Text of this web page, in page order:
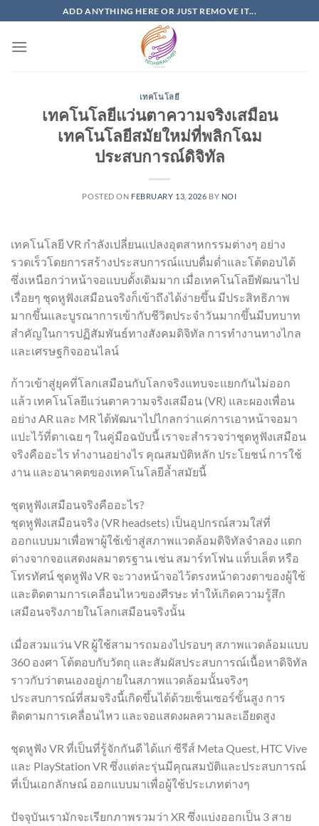
to
content
ADD ANYTHING HERE OR JUST REMOVE IT...
เทคโนโลยี
เทคโนโลยีแว่นตาความจริงเสมือน
เทคโนโลยีสมัยใหม่ที่พลิกโฉม
ประสบการณ์ดิจิทัล
POSTED ON FEBRUARY 13, 2026 BY NOI
เทคโนโลยี VR กำลังเปลี่ยนแปลงอุตสาหกรรมต่างๆ อย่าง
รวดเร็วโดยการสร้างประสบการณ์แบบดื่มด่ำและโต้ตอบได้
ซึ่งเหนือกว่าหน้าจอแบบดั้งเดิมมาก เมื่อเทคโนโลยีพัฒนาไป
เรื่อยๆ ชุดหูฟังเสมือนจริงก็เข้าถึงได้ง่ายขึ้น มีประสิทธิภาพ
มากขึ้นและบูรณาการเข้ากับชีวิตประจำวันมากขึ้นมีบทบาท
สำคัญในการปฏิสัมพันธ์ทางสังคมดิจิทัล การทำงานทางไกล
และเศรษฐกิจออนไลน์
ก้าวเข้าสู่ยุคที่โลกเสมือนกับโลกจริงแทบจะแยกกันไม่ออก
แล้ว เทคโนโลยีแว่นตาความจริงเสมือน (VR) และผองเพื่อน
อย่าง AR และ MR ได้พัฒนาไปไกลกว่าแค่การเอาหน้าจอมา
แปะไว้ที่ตาเฉย ๆ ในคู่มือฉบับนี้ เราจะสำรวจว่าชุดหูฟังเสมือน
จริงคืออะไร ทำงานอย่างไร คุณสมบัติหลัก ประโยชน์ การใช้
งาน และอนาคตของเทคโนโลยีล้ำสมัยนี้
ชุดหูฟังเสมือนจริงคืออะไร?
ชุดหูฟังเสมือนจริง (VR headsets) เป็นอุปกรณ์สวมใส่ที่
ออกแบบมาเพื่อพาผู้ใช้เข้าสู่สภาพแวดล้อมดิจิทัลจำลอง แตก
ต่างจากจอแสดงผลมาตรฐาน เช่น สมาร์ทโฟน แท็บเล็ต หรือ
โทรทัศน์ ชุดหูฟัง VR จะวางหน้าจอไว้ตรงหน้าดวงตาของผู้ใช้
และติดตามการเคลื่อนไหวของศีรษะ ทำให้เกิดความรู้สึก
เสมือนจริงภายในโลกเสมือนจริงนั้น
เมื่อสวมแว่น VR ผู้ใช้สามารถมองไปรอบๆ สภาพแวดล้อมแบบ
360 องศา โต้ตอบกับวัตถุ และสัมผัสประสบการณ์เนื้อหาดิจิทัล
ราวกับว่าตนเองอยู่ภายในสภาพแวดล้อมนั้นจริงๆ
ประสบการณ์ที่สมจริงนี้เกิดขึ้นได้ด้วยเซ็นเซอร์ขั้นสูง การ
ติดตามการเคลื่อนไหว และจอแสดงผลความละเอียดสูง
ชุดหูฟัง VR ที่เป็นที่รู้จักกันดี ได้แก่ ซีรีส์ Meta Quest, HTC Vive
และ PlayStation VR ซึ่งแต่ละรุ่นมีคุณสมบัติและประสบการณ์
ที่เป็นเอกลักษณ์ ออกแบบมาเพื่อผู้ใช้ประเภทต่างๆ
ปัจจุบันเรามักจะเรียกภาพรวมว่า XR ซึ่งแบ่งออกเป็น 3 สาย